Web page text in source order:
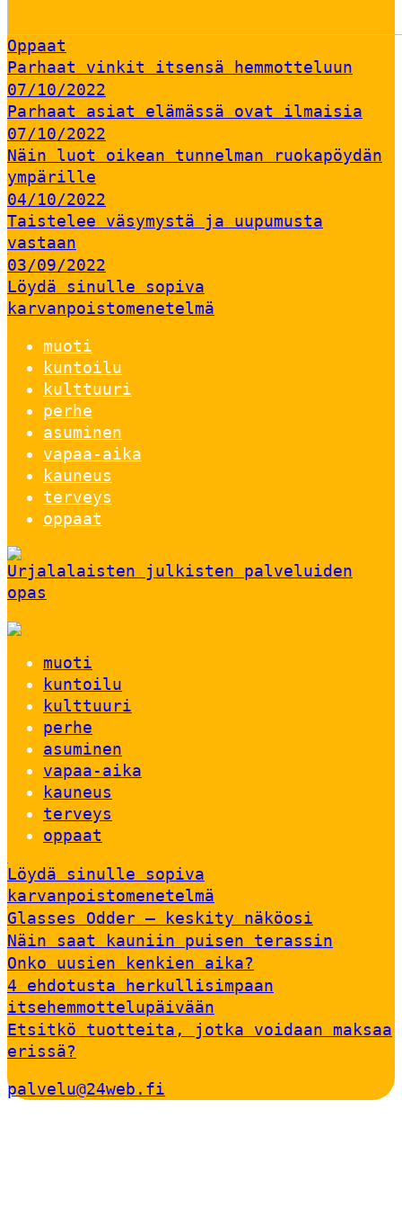
Oppaat
Parhaat vinkit itsensä hemmotteluun
07/10/2022
Parhaat asiat elämässä ovat ilmaisia
07/10/2022
Näin luot oikean tunnelman ruokapöydän
ympärille
04/10/2022
Taistelee väsymystä ja uupumusta
vastaan
03/09/2022
Löydä sinulle sopiva
karvanpoistomenetelmä
muoti
kuntoilu
kulttuuri
perhe
asuminen
vapaa-aika
kauneus
terveys
oppaat
Urjalalaisten julkisten palveluiden
opas
muoti
kuntoilu
kulttuuri
perhe
asuminen
vapaa-aika
kauneus
terveys
oppaat
Löydä sinulle sopiva
karvanpoistomenetelmä
Glasses Odder – keskity näköosi
Näin saat kauniin puisen terassin
Onko uusien kenkien aika?
4 ehdotusta herkullisimpaan
itsehemmottelupäivään
Etsitkö tuotteita, jotka voidaan maksaa
erissä?
palvelu@24web.fi